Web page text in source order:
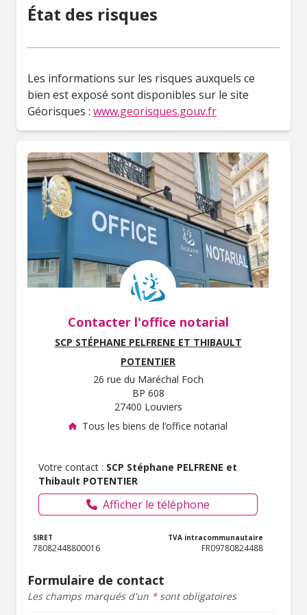
État des risques
Les informations sur les risques auxquels ce
bien est exposé sont disponibles sur le site
Géorisques : www.georisques.gouv.fr
Contacter l'office notarial
SCP STÉPHANE PELFRENE ET THIBAULT
POTENTIER
26 rue du Maréchal Foch
BP 608
27400 Louviers
Tous les biens de l’office notarial
Votre contact : SCP Stéphane PELFRENE et
Thibault POTENTIER
Afficher le téléphone
SIRET
78082448800016
TVA intracommunautaire
FR09780824488
Formulaire de contact
Les champs marqués d'un *sont obligatoires